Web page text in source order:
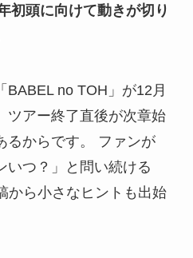
初頭に向けて動きが切り
no TOH」が12月
ツアー終了直後が次章始
るからです。 ファンが
いつ？」と問い続ける
から小さなヒントも出始